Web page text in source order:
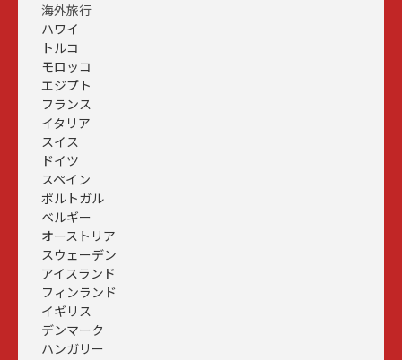
海外旅行
ハワイ
トルコ
モロッコ
エジプト
フランス
イタリア
スイス
ドイツ
スペイン
ポルトガル
ベルギー
オーストリア
スウェーデン
アイスランド
フィンランド
イギリス
デンマーク
ハンガリー